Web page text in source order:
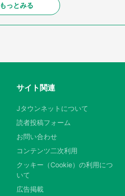
もっとみる
サイト関連
Jタウンネットについて
読者投稿フォーム
お問い合わせ
コンテンツ二次利用
クッキー（Cookie）の利用につ
いて
広告掲載